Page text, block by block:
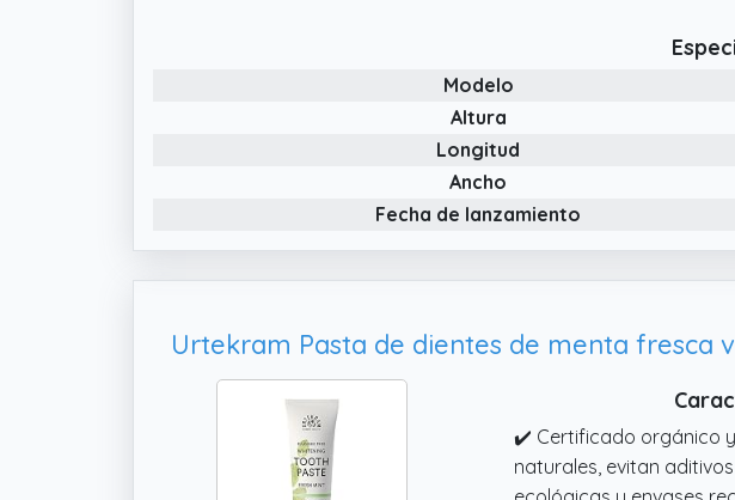
Modelo
Altura
Longitud
Ancho
Fecha de lanzamiento
✔️ Certificado orgánico y
naturales, evitan